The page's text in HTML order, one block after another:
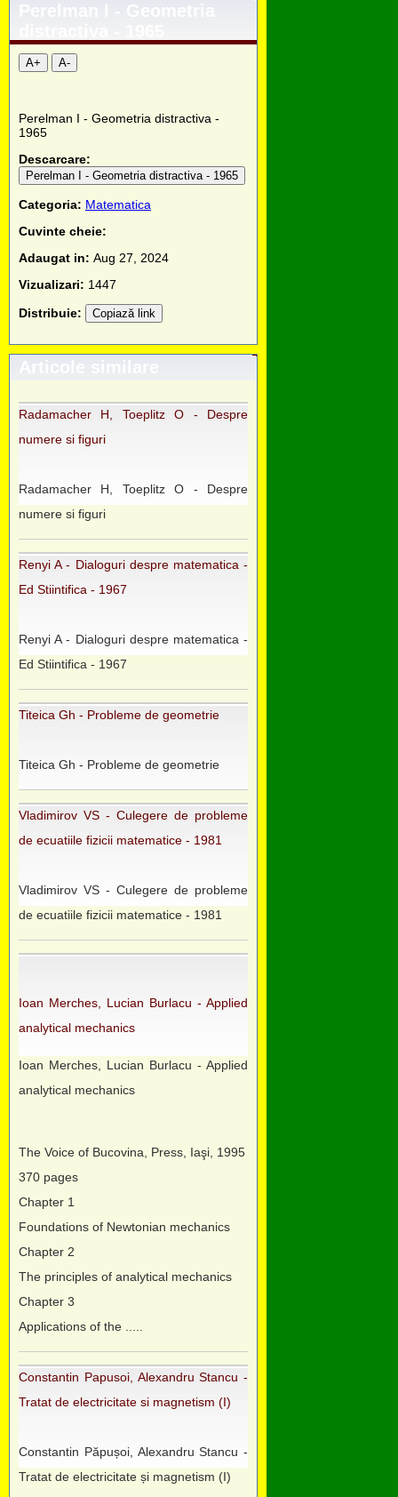
Perelman I - Geometria
A+ A-
Perelman I - Geometria distractiva -
1965
Descarcare:
Perelman I - Geometria distractiva - 1965
Categoria: Matematica
Cuvinte cheie:
Adaugat in: Aug 27, 2024
Vizualizari: 1447
Distribuie:
Copiază link
Articole similare
Radamacher H, Toeplitz O - Despre
numere si figuri
Radamacher H, Toeplitz O - Despre
numere si figuri
Renyi A - Dialoguri despre matematica -
Ed Stiintifica - 1967
Renyi A - Dialoguri despre matematica -
Ed Stiintifica - 1967
Titeica Gh - Probleme de geometrie
Titeica Gh - Probleme de geometrie
Vladimirov VS - Culegere de probleme
de ecuatiile fizicii matematice - 1981
Vladimirov VS - Culegere de probleme
de ecuatiile fizicii matematice - 1981
Ioan Merches, Lucian Burlacu - Applied
analytical mechanics
Ioan Merches, Lucian Burlacu - Applied
analytical mechanics
The Voice of Bucovina, Press, Iaşi, 1995
370 pages
Chapter 1
Foundations of Newtonian mechanics
Chapter 2
The principles of analytical mechanics
Chapter 3
Applications of the .....
Constantin Papusoi, Alexandru Stancu -
Tratat de electricitate si magnetism (I)
Constantin Păpușoi, Alexandru Stancu -
Tratat de electricitate și magnetism (I)